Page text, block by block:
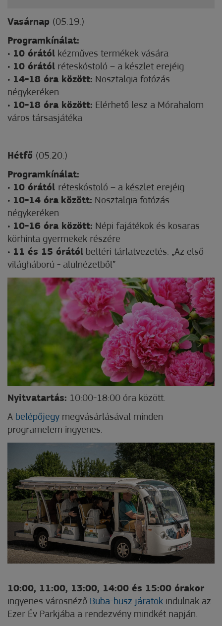
Vasárnap (05.19.)
Programkínálat:
• 10 órától kézműves termékek vására
• 10 órától réteskóstoló – a készlet erejéig
• 14-18 óra között: Nosztalgia fotózás
négykeréken
• 10-18 óra között: Elérhető lesz a Mórahalom
város társasjátéka
Hétfő (05.20.)
Programkínálat:
• 10 órától réteskóstoló – a készlet erejéig
• 10-14 óra között: Nosztalgia fotózás
négykeréken
• 10-16 óra között: Népi fajátékok és kosaras
körhinta gyermekek részére
• 11 és 15 órától beltéri tárlatvezetés: „Az első
világháború - alulnézetből”
Nyitvatartás: 10:00-18:00 óra között.
A belépőjegy megvásárlásával minden
programelem ingyenes.
10:00, 11:00, 13:00, 14:00 és 15:00 órakor
ingyenes városnéző Buba-busz járatok indulnak az
Ezer Év Parkjába a rendezvény mindkét napján.